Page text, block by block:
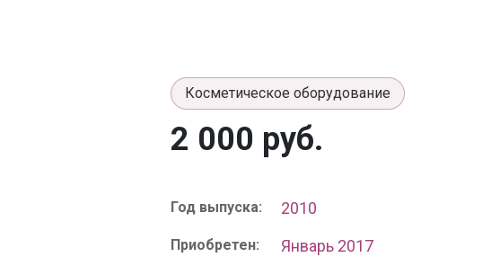
Косметическое оборудование
2 000 руб.
Год выпуска: 2010
Приобретен: Январь 2017